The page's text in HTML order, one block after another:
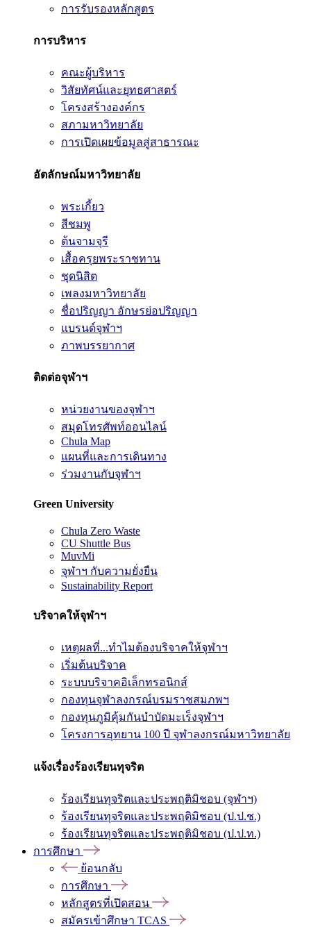
การรับรองหลักสูตร
การบริหาร
คณะผู้บริหาร
วิสัยทัศน์และยุทธศาสตร์
โครงสร้างองค์กร
สภามหาวิทยาลัย
การเปิดเผยข้อมูลสู่สาธารณะ
อัตลักษณ์มหาวิทยาลัย
พระเกี้ยว
สีชมพู
ต้นจามจุรี
เสื้อครุยพระราชทาน
ชุดนิสิต
เพลงมหาวิทยาลัย
ชื่อปริญญา อักษรย่อปริญญา
แบรนด์จุฬาฯ
ภาพบรรยากาศ
ติดต่อจุฬาฯ
หน่วยงานของจุฬาฯ
สมุดโทรศัพท์ออนไลน์
Chula Map
แผนที่และการเดินทาง
ร่วมงานกับจุฬาฯ
Green University
Chula Zero Waste
CU Shuttle Bus
MuvMi
จุฬาฯ กับความยั่งยืน
Sustainability Report
บริจาคให้จุฬาฯ
เหตุผลที่...ทำไมต้องบริจาคให้จุฬาฯ
เริ่มต้นบริจาค
ระบบบริจาคอิเล็กทรอนิกส์
กองทุนจุฬาลงกรณ์บรมราชสมภพฯ
กองทุนภูมิคุ้มกันบำบัดมะเร็งจุฬาฯ
โครงการอุทยาน 100 ปี จุฬาลงกรณ์มหาวิทยาลัย
แจ้งเรื่องร้องเรียนทุจริต
ร้องเรียนทุจริตและประพฤติมิชอบ (จุฬาฯ)
ร้องเรียนทุจริตและประพฤติมิชอบ (ป.ป.ช.)
ร้องเรียนทุจริตและประพฤติมิชอบ (ป.ป.ท.)
การศึกษา
ย้อนกลับ
การศึกษา
หลักสูตรที่เปิดสอน
สมัครเข้าศึกษา TCAS